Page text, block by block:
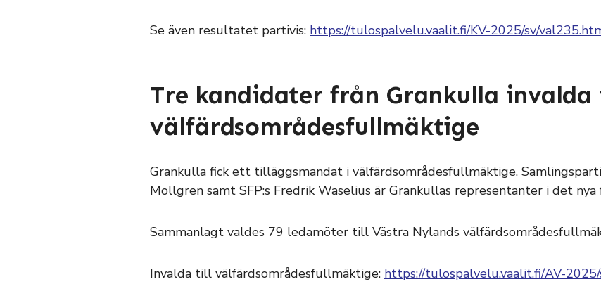
Se även resultatet partivis: https://tulospalvelu.vaalit.fi/KV-2025/sv/
Tre kandidater från Grankulla invalda
välfärdsområdesfullmäktige
Grankulla fick ett tilläggsmandat i välfärdsområdesfullmäktige.
Mollgren samt SFP:s Fredrik Waselius är Grankullas representanter i det
Sammanlagt valdes 79 ledamöter till Västra Nylands
Invalda till välfärdsområdesfullmäktige: https://tulospalvelu.vaalit.fi/AV-